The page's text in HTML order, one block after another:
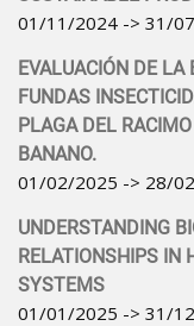
01/11/2024 -> 31/
EVALUACIÓN DE LA
FUNDAS
PLAGA DEL
BANANO.
01/02/2025 -> 28/
UNDERSTANDING
RELATIONSHIPS IN
SYSTEMS
01/01/2025 -> 31/